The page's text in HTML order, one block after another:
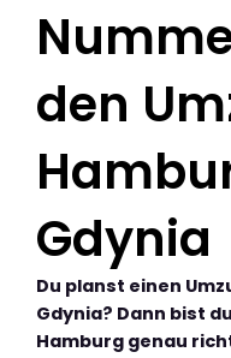
den
Gdynia
Du planst einen
Gdynia? Dann bist
Hamburg genau